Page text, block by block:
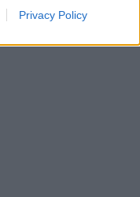
Privacy Policy